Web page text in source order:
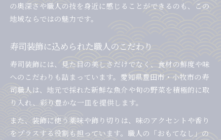
の奥深さや職人の技を身近に感じることができるのも、この
地域ならではの魅力です。
寿司装飾に込められた職人のこだわり
寿司装飾には、見た目の美しさだけでなく、食材の鮮度や味
へのこだわりも詰まっています。愛知県豊田市・小牧市の寿
司職人は、地元で採れた新鮮な魚介や旬の野菜を積極的に取
り入れ、彩り豊かな一皿を提供します。
また、装飾に使う薬味や飾り切りは、味のアクセントや香り
をプラスする役割も担っています。職人の「おもてなし」の